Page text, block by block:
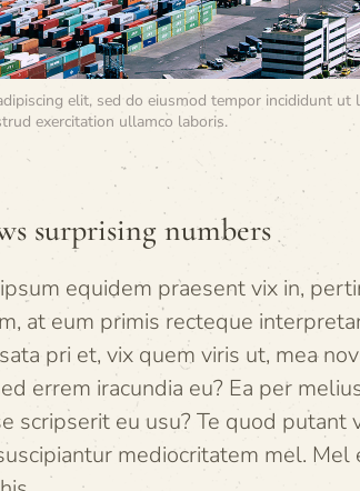
elit, sed do eiusmod tempor incididunt ut
exercitation ullamco laboris.
surprising numbers
equidem praesent vix in,
at eum primis recteque
pri et, vix quem viris ut, mea
errem iracundia eu? Ea per
scripserit eu usu? Te quod putant
mediocritatem mel. Mel